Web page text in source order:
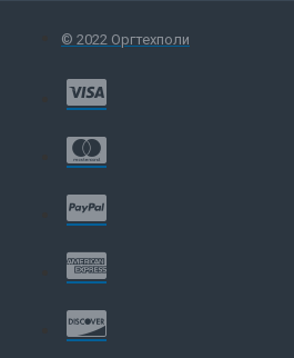
© 2022 Оргтехполи